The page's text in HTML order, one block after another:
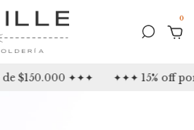
0
$150.000 ✦✦✦ ✦✦✦ 15% off